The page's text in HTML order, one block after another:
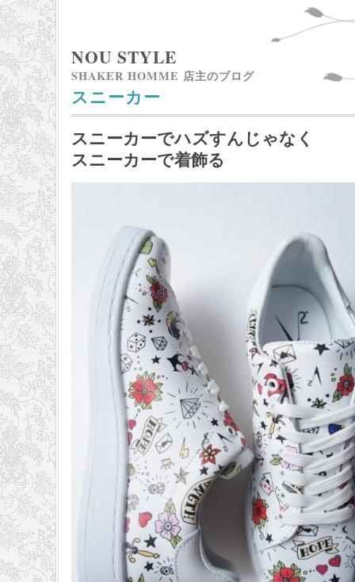
NOU STYLE
SHAKER HOMME 店主のブログ
スニーカー
スニーカーでハズすんじゃなく
スニーカーで着飾る